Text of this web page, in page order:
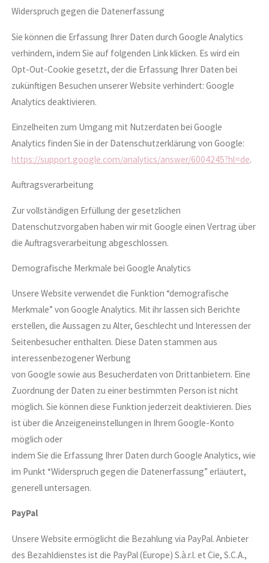
Widerspruch gegen die Datenerfassung
Sie können die Erfassung Ihrer Daten durch Google Analytics
verhindern, indem Sie auf folgenden Link klicken. Es wird ein
Opt-Out-Cookie gesetzt, der die Erfassung Ihrer Daten bei
zukünftigen Besuchen unserer Website verhindert: Google
Analytics deaktivieren.
Einzelheiten zum Umgang mit Nutzerdaten bei Google
Analytics finden Sie in der Datenschutzerklärung von Google:
https://support.google.com/analytics/answer/6004245?hl=de.
Auftragsverarbeitung
Zur vollständigen Erfüllung der gesetzlichen
Datenschutzvorgaben haben wir mit Google einen Vertrag über
die Auftragsverarbeitung abgeschlossen.
Demografische Merkmale bei Google Analytics
Unsere Website verwendet die Funktion “demografische
Merkmale” von Google Analytics. Mit ihr lassen sich Berichte
erstellen, die Aussagen zu Alter, Geschlecht und Interessen der
Seitenbesucher enthalten. Diese Daten stammen aus
interessenbezogener Werbung
von Google sowie aus Besucherdaten von Drittanbietern. Eine
Zuordnung der Daten zu einer bestimmten Person ist nicht
möglich. Sie können diese Funktion jederzeit deaktivieren. Dies
ist über die Anzeigeneinstellungen in Ihrem Google-Konto
möglich oder
indem Sie die Erfassung Ihrer Daten durch Google Analytics, wie
im Punkt “Widerspruch gegen die Datenerfassung” erläutert,
generell untersagen.
PayPal
Unsere Website ermöglicht die Bezahlung via PayPal. Anbieter
des Bezahldienstes ist die PayPal (Europe) S.à.r.l. et Cie, S.C.A.,